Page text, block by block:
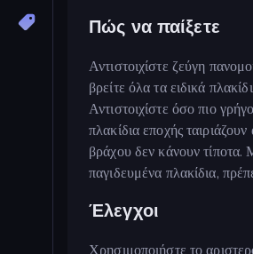
Πώς να παίξετε
Αντιστοιχίστε ζεύγη
βρείτε όλα τα ειδικά
Αντιστοιχίστε όσο πιο
πλακίδια εποχής
βράχου δεν κάνουν τίποτα.
παγιδευμένα πλακίδια,
Έλεγχοι